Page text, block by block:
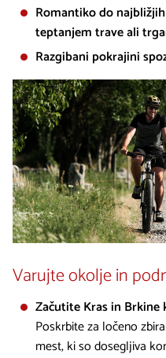
Romantiko do
teptanjem trave ali
Razgibani pokrajini
Varujte okolje in
Začutite Kras in
Poskrbite za ločeno
mest, ki so dosegljiva